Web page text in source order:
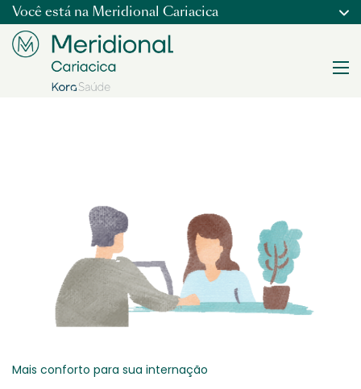
Você está na Meridional Cariacica
Mais conforto para sua internação